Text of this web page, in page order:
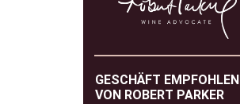
GESCHÄFT EMPFOHLEN
VON ROBERT PARKER